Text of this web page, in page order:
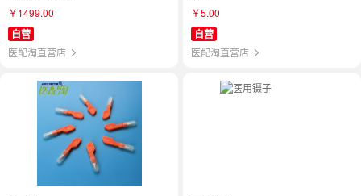
￥1499.00
自营
医配淘直营店
￥5.00
自营
医配淘直营店